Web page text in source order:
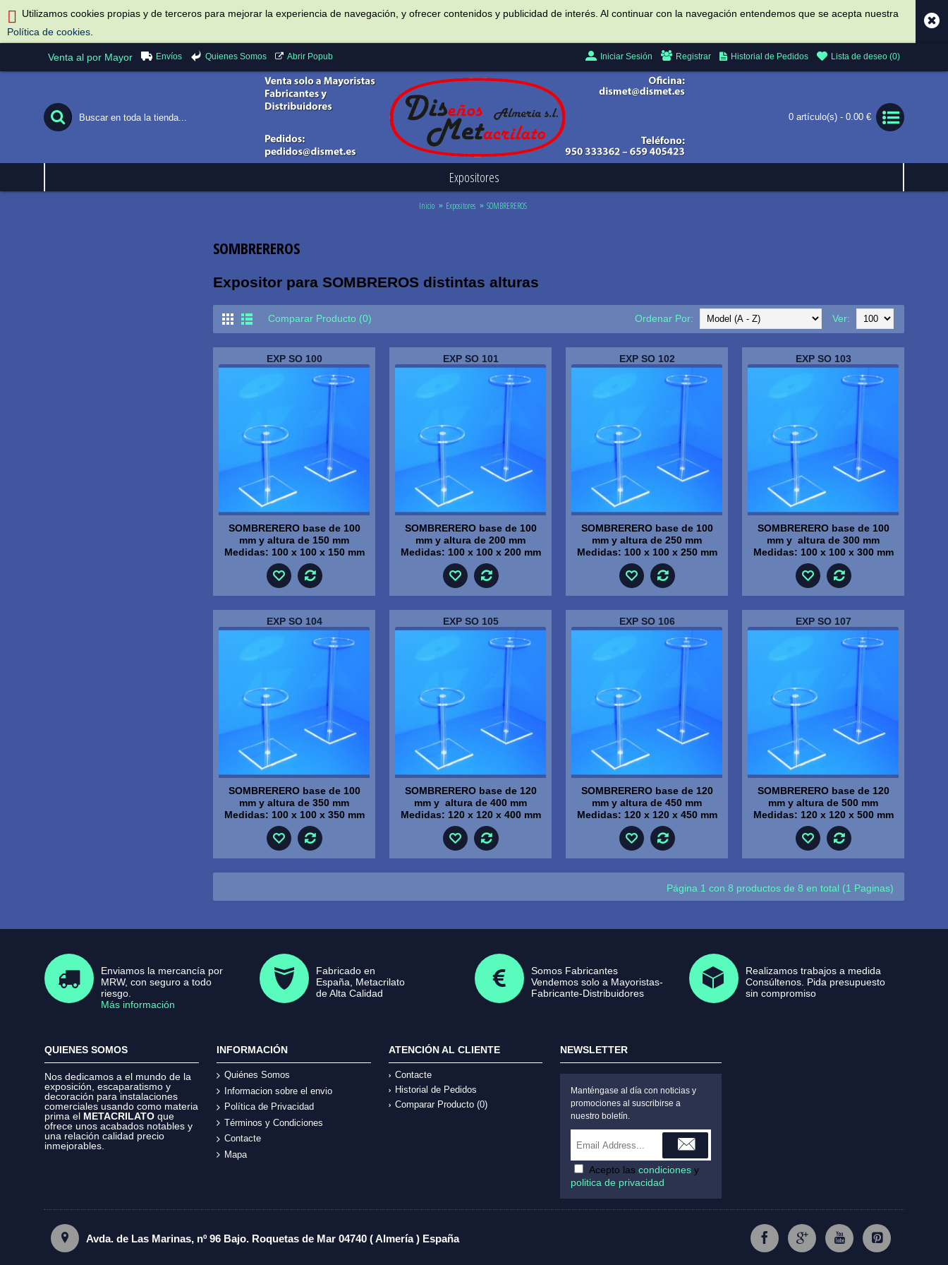
Utilizamos cookies propias y de terceros para mejorar la experiencia de navegación, y ofrecer contenidos y publicidad de interés. Al continuar con la navegación entendemos que se acepta nuestra
Política de cookies
Venta al por Mayor Envíos Quienes Somos Abrir Popub Iniciar Sesión Registrar Historial de Pedidos Lista de deseo (0)
0 artículo(s) - 0.00 €
Expositores
Inicio Expositores SOMBREREROS
SOMBREREROS
Expositor para SOMBREROS distintas alturas
Comparar Producto (0) Ver:
Ordenar Por:
EXP SO 100
SOMBRERERO base de 100
mm y altura de 150 mm
Medidas: 100 x 100 x 150 mm
EXP SO 101
SOMBRERERO base de 100
mm y altura de 200 mm
Medidas: 100 x 100 x 200 mm
EXP SO 102
SOMBRERERO base de 100
mm y altura de 250 mm
Medidas: 100 x 100 x 250 mm
EXP SO 103
SOMBRERERO base de 100
mm y altura de 300 mm
Medidas: 100 x 100 x 300 mm
EXP SO 104
SOMBRERERO base de 100
mm y altura de 350 mm
Medidas: 100 x 100 x 350 mm
EXP SO 105
SOMBRERERO base de 120
mm y altura de 400 mm
Medidas: 120 x 120 x 400 mm
EXP SO 106
SOMBRERERO base de 120
mm y altura de 450 mm
Medidas: 120 x 120 x 450 mm
EXP SO 107
SOMBRERERO base de 120
mm y altura de 500 mm
Medidas: 120 x 120 x 500 mm
Página 1 con 8 productos de 8 en total (1 Paginas)
Enviamos la mercancía por
MRW, con seguro a todo
riesgo.
Más información
Fabricado en
España, Metacrilato
de Alta Calidad
Somos Fabricantes
Vendemos solo a Mayoristas-
Fabricante-Distribuidores
Realizamos trabajos a medida
Consúltenos. Pida presupuesto
sin compromiso
QUIENES SOMOS
Nos dedicamos a el mundo de la
exposición, escaparatismo y
decoración para instalaciones
comerciales usando como materia
prima el METACRILATO que
ofrece unos acabados notables y
una relación calidad precio
inmejorables.
INFORMACIÓN
Quiénes Somos
Informacion sobre el envio
Política de Privacidad
Términos y Condiciones
Contacte
Mapa
ATENCIÓN AL CLIENTE
Contacte
Historial de Pedidos
Comparar Producto (0)
NEWSLETTER
Manténgase al día con noticias y
promociones al suscribirse a
nuestro boletín.
Acepto lascondiciones y
politica de privacidad
Avda. de Las Marinas, nº 96 Bajo. Roquetas de Mar 04740 ( Almería ) España